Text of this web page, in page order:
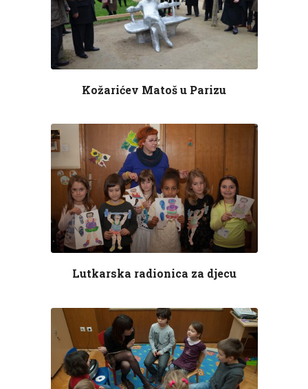
Kožarićev Matoš u Parizu
Lutkarska radionica za djecu